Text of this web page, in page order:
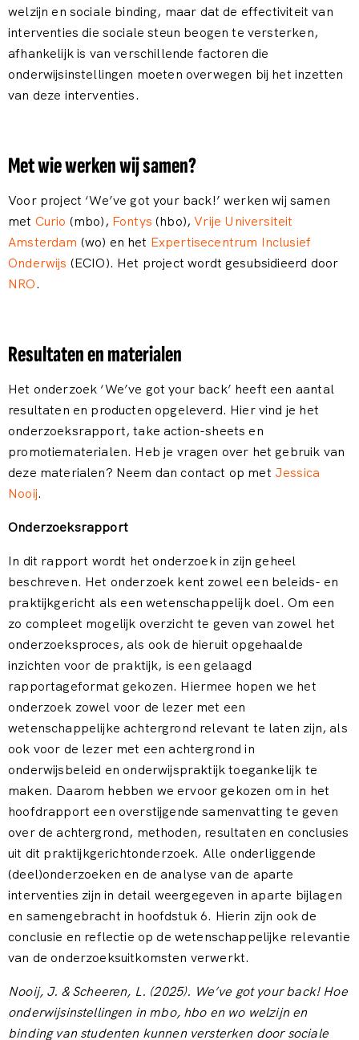
welzijn en sociale binding, maar dat de effectiviteit van
interventies die sociale steun beogen te versterken,
afhankelijk is van verschillende factoren die
onderwijsinstellingen moeten overwegen bij het inzetten
van deze interventies.
Met wie werken wij samen?
Voor project ‘We’ve got your back!’ werken wij samen
met Curio (mbo), Fontys (hbo),Vrije Universiteit
Amsterdam (wo) en het Expertisecentrum Inclusief
Onderwijs (ECIO). Het project wordt gesubsidieerd door
NRO.
Resultaten en materialen
Het onderzoek ‘We’ve got your back’ heeft een aantal
resultaten en producten opgeleverd. Hier vind je het
onderzoeksrapport, take action-sheets en
promotiematerialen. Heb je vragen over het gebruik van
deze materialen? Neem dan contact op met Jessica
Nooij.
Onderzoeksrapport
In dit rapport wordt het onderzoek in zijn geheel
beschreven. Het onderzoek kent zowel een beleids- en
praktijkgericht als een wetenschappelijk doel. Om een
zo compleet mogelijk overzicht te geven van zowel het
onderzoeksproces, als ook de hieruit opgehaalde
inzichten voor de praktijk, is een gelaagd
rapportageformat gekozen. Hiermee hopen we het
onderzoek zowel voor de lezer met een
wetenschappelijke achtergrond relevant te laten zijn, als
ook voor de lezer met een achtergrond in
onderwijsbeleid en onderwijspraktijk toegankelijk te
maken. Daarom hebben we ervoor gekozen om in het
hoofdrapport een overstijgende samenvatting te geven
over de achtergrond, methoden, resultaten en conclusies
uit dit praktijkgerichtonderzoek. Alle onderliggende
(deel)onderzoeken en de analyse van de aparte
interventies zijn in detail weergegeven in aparte bijlagen
en samengebracht in hoofdstuk 6. Hierin zijn ook de
conclusie en reflectie op de wetenschappelijke relevantie
van de onderzoeksuitkomsten verwerkt.
Nooij, J. & Scheeren, L. (2025). We’ve got your back! Hoe
onderwijsinstellingen in mbo, hbo en wo welzijn en
binding van studenten kunnen versterken door sociale